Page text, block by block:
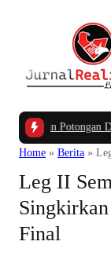
Potongan Dana
Home » Berita »
Leg II
Final